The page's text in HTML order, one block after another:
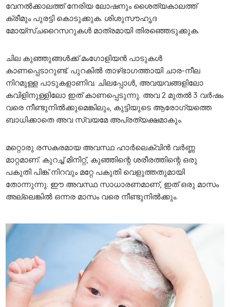
വേനൽക്കാലത്ത് നേരിയ ലോഷനും ശൈത്യകാലത്ത്
ക്രീമും പുരട്ടി കൊടുക്കുക. ശിശുസൗഹൃദ
മോയ്സ്ചറൈസറുകൾ മാത്രമായി തിരഞ്ഞെടുക്കുക.
ചില കുഞ്ഞുങ്ങൾക്ക് മംഗോളിയൻ പാടുകൾ
കാണപ്പെടാറുണ്ട്. പുറകിൽ താഴ്ഭാഗത്തായി ചാര-നീല
നിറമുള്ള പാടുകളാണിവ. ചിലപ്പോൾ, അവയവങ്ങളിലോ
കവിളിനുള്ളിലോ ഇത് കാണപ്പെടുന്നു. അവ 2 മുതൽ 3 വർഷം
വരെ നീണ്ടുനിൽക്കുമെങ്കിലും, കുട്ടിയുടെ ആരോഗ്യത്തെ
ബാധിക്കാതെ അവ സ്വയമേ അപ്രത്യക്ഷമാകും.
മറ്റൊരു രസകരമായ അവസ്ഥ ഹാർലെക്വിൻ വർണ്ണ
മാറ്റമാണ്. കുറച്ച് മിനിറ്റ്, കുഞ്ഞിന്റെ ശരീരത്തിന്റെ ഒരു
പകുതി പിങ്ക് നിറവും മറ്റേ പകുതി വെളുത്തതുമായി
തോന്നുന്നു. ഈ അവസ്ഥ സാധാരണമാണ്, ഇത് ഒരു മാസം
അല്ലെങ്കിൽ ഒന്നര മാസം വരെ നീണ്ടുനിൽക്കും.